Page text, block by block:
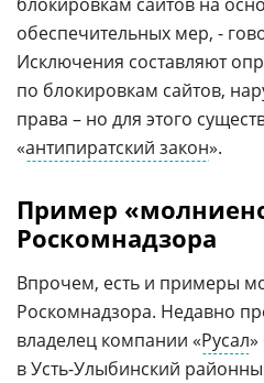
обеспечительных мер, -
Исключения составляют
по блокировкам сайтов,
права – но для этого
«антипиратский закон».
Пример
Роскомнадзора
Впрочем, есть и примеры
Роскомнадзора. Недавно
владелец компании «Русал»
в Усть-Улыбинский